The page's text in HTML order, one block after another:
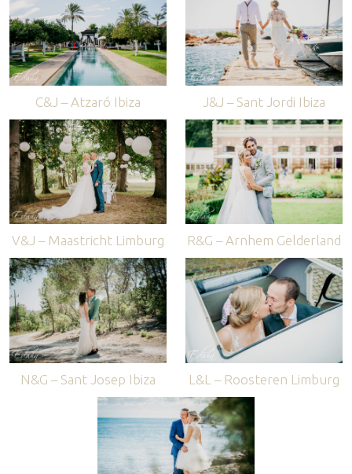
C&J – Atzaró Ibiza J&J – Sant Jordi Ibiza
V&J – Maastricht Limburg R&G – Arnhem Gelderland
N&G – Sant Josep Ibiza L&L – Roosteren Limburg